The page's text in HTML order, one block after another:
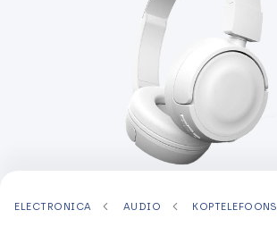
ELECTRONICA AUDIO KOPTELEFOONS